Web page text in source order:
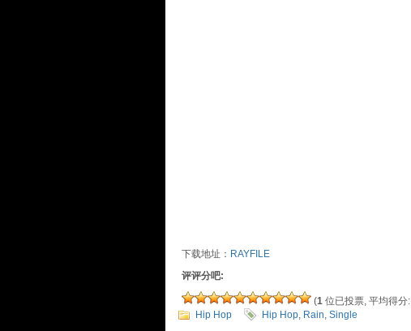
下载地址： RAYFILE
评评分吧:
(1 位已投票, 平均得分:
Hip Hop
Hip Hop, Rain, Single